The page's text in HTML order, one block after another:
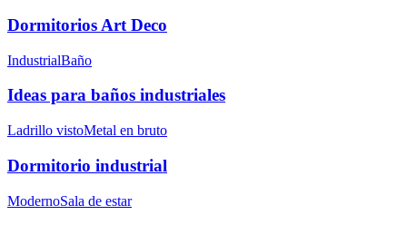
Dormitorios Art Deco
IndustrialBaño
Ideas para baños industriales
Ladrillo vistoMetal en bruto
Dormitorio industrial
ModernoSala de estar